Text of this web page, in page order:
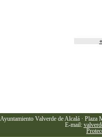
Ayuntamiento Valverde de Alcalá · Plaza
E-mail: